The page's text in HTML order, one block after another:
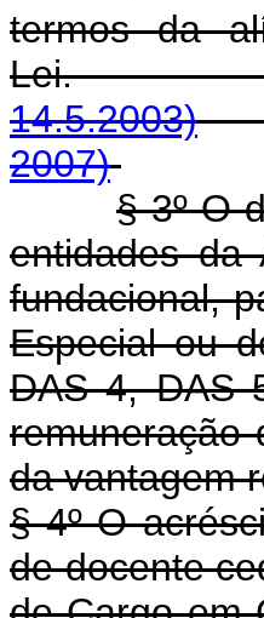
termos da
14.5.2003)
2007)
§ 3º O
entidades da
fundacional,
Especial ou
DAS 4, DAS
remuneração
da vantagem
§ 4º O
de docente